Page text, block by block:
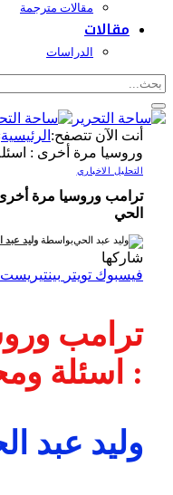
مقالات مترجمة
مقالات
الدراسات
أنت الآن تتصفح:الرئيسية»
وروسيا مرة أخرى :
التحليل الاخباري
ترامب وروسيا مرة أخرى
الحي
بواسطة وليد عبد
شاركها
فيسبوك تويتر بينتيريست
ترامب
: اسئلة
وليد عبد